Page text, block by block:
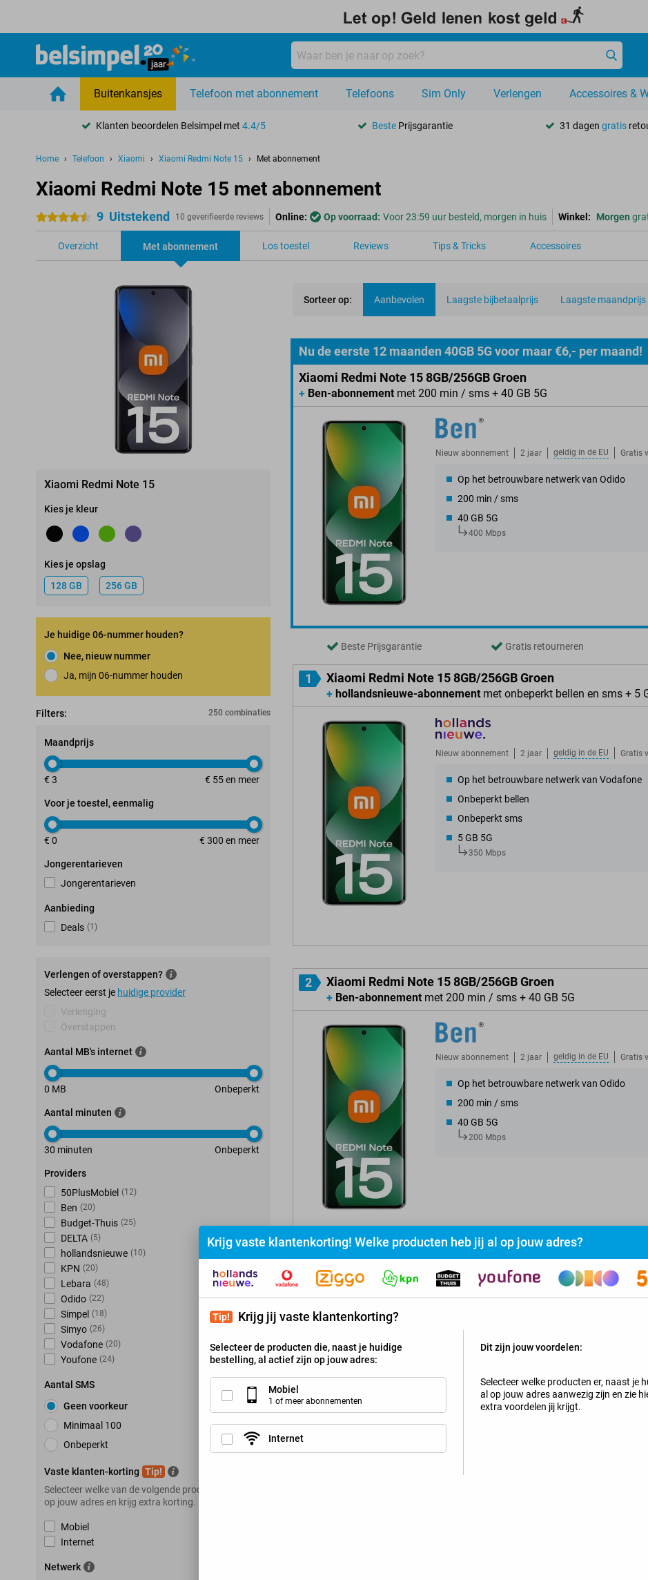
Buitenkansjes Telefoon met abonnement Telefoons Sim Only Verlengen Accessoires &
Klanten beoordelen Belsimpel met4.4/5 Beste Prijsgarantie 31 dagen gratis
Home Telefoon Xiaomi Xiaomi Redmi Note 15 Met abonnement
Xiaomi Redmi Note 15 met abonnement
4.5 sterren 9 Uitstekend 10 geverifieerde reviews Online: Op voorraad: Voor 23:59 uur besteld, morgen in huis Winkel: Morgen
Overzicht Met abonnement Los toestel Reviews Tips & Tricks Accessoires
Xiaomi Redmi Note 15
Kies je kleur
Kies je opslag
128 GB
256 GB
Je huidige 06-nummer houden?
Nee, nieuw nummer
Ja, mijn 06-nummer houden
Nummerbehoudgarantie
Filters:
250 combinaties
Maandprijs
€ 3 € 55 en meer
Voor je toestel, eenmalig
€ 0 € 300 en meer
Jongerentarieven
Jongerentarieven
Aanbieding
Deals (1 )
Verlengen of overstappen?
Selecteer eerst je huidige provider
Verlenging
Overstappen
Aantal MB's internet
0 MB Onbeperkt
Aantal minuten
30 minuten Onbeperkt
Providers
50PlusMobiel (12)
Ben (20)
Budget-Thuis (25)
DELTA (5)
hollandsnieuwe (10)
KPN (20)
Lebara (48)
Odido (22)
Simpel (18)
Simyo (26)
Vodafone (20)
Youfone (24)
Aantal SMS
Geen voorkeur
Minimaal 100
Onbeperkt
Vaste klanten-korting Tip!
Selecteer welke van de volgende producten je hebt
op jouw adres en krijg extra korting.
Mobiel
Internet
Netwerk
Sorteer op: Aanbevolen Laagste bijbetaalprijs Laagste maandprijs
Nu de eerste 12 maanden 40GB 5G voor maar €6,- per maand!
Xiaomi Redmi Note 15 8GB/256GB Groen
+ Ben-abonnement met 200 min / sms + 40 GB 5G
Nieuw abonnement 2 jaar geldig in de EU Gratis
Op het betrouwbare netwerk van Odido
200 min / sms
40 GB 5G
400 Mbps
Beste Prijsgarantie Gratis retourneren
1 Xiaomi Redmi Note 15 8GB/256GB Groen
+ hollandsnieuwe-abonnement met onbeperkt bellen en sms + 5
Nieuw abonnement 2 jaar geldig in de EU Gratis
Op het betrouwbare netwerk van Vodafone
Onbeperkt bellen
Onbeperkt sms
5 GB 5G
350 Mbps
2 Xiaomi Redmi Note 15 8GB/256GB Groen
+ Ben-abonnement met 200 min / sms + 40 GB 5G
Nieuw abonnement 2 jaar geldig in de EU Gratis
Op het betrouwbare netwerk van Odido
200 min / sms
40 GB 5G
200 Mbps
Selecteer de producten die al actief zijn op jouw adres en zie
Bekijk welke kortingen en extra's jij
3 Xiaomi Redmi Note 15 8GB/256GB Groen
Krijg vaste klantenkorting! Welke producten heb jij al op jouw adres?
Tip! Krijg jij vaste klantenkorting?
Selecteer de producten die, naast je huidige
bestelling, al actief zijn op jouw adres:
Mobiel
1 of meer abonnementen
Internet
Dit zijn jouw voordelen:
Selecteer welke producten er, naast je
al op jouw adres aanwezig zijn en zie
extra voordelen jij krijgt.